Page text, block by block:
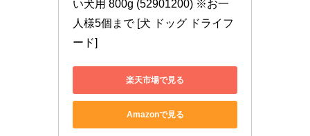
い犬用 800g (52901200) ※お一
人様5個まで [犬 ドッグ ドライフ
ード]
楽天市場で見る
Amazonで見る